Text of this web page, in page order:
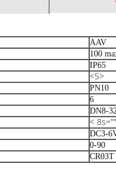
AAV
100
IP65
<5>
PN10
6
DN8-
<
DC3-
0-90
CR03T